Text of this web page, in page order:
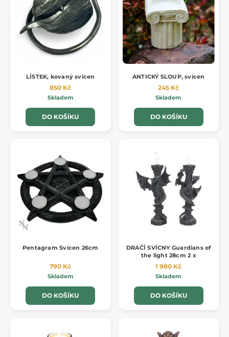
LÍSTEK, kovaný svícen
850 Kč
Skladem
DO KOŠÍKU
ANTICKÝ SLOUP, svícen
245 Kč
Skladem
DO KOŠÍKU
Pentagram Svícen 26cm
790 Kč
Skladem
DO KOŠÍKU
DRAČÍ SVÍCNY Guardians of
the light 28cm 2 x
1 980 Kč
Skladem
DO KOŠÍKU